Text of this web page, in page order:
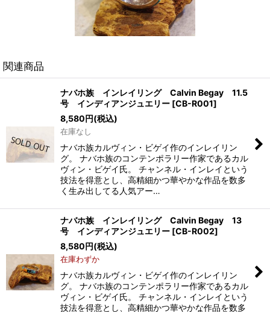
関連商品
ナバホ族 インレイリング Calvin Begay 11.5
号 インディアンジュエリー [CB-R001]
8,580円(税込)
在庫なし
ナバホ族カルヴィン・ビゲイ作のインレイリン
グ。 ナバホ族のコンテンポラリー作家であるカル
ヴィン・ビゲイ氏。 チャンネル・インレイという
技法を得意とし、高精細かつ華やかな作品を数多
く生み出してる人気アー…
ナバホ族 インレイリング Calvin Begay 13
号 インディアンジュエリー [CB-R002]
8,580円(税込)
在庫わずか
ナバホ族カルヴィン・ビゲイ作のインレイリン
グ。 ナバホ族のコンテンポラリー作家であるカル
ヴィン・ビゲイ氏。 チャンネル・インレイという
技法を得意とし、高精細かつ華やかな作品を数多